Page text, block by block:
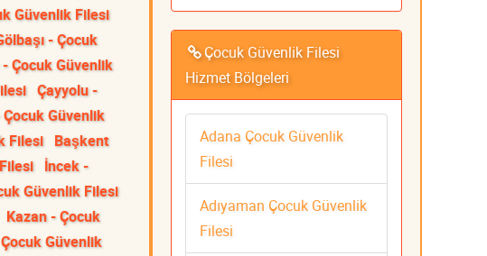
Güvenlik Filesi
- Çocuk
Çocuk Güvenlik
Çayyolu -
Çocuk Güvenlik
Filesi Başkent
İncek -
Güvenlik Filesi
Kazan - Çocuk
Güvenlik
Çocuk Güvenlik Filesi
Hizmet Bölgeleri
Adana Çocuk Güvenlik
Filesi
Adıyaman Çocuk Güvenlik
Filesi